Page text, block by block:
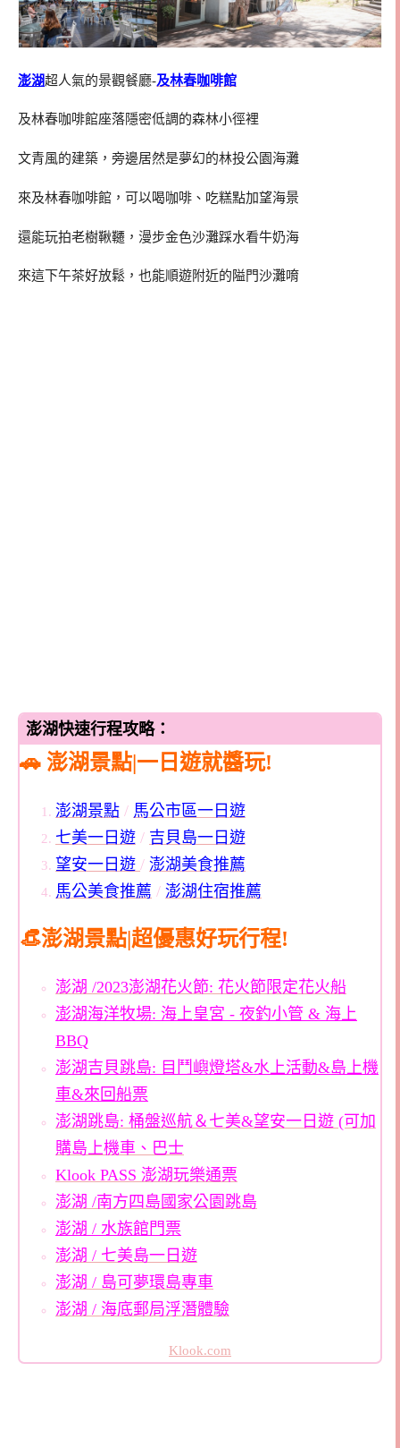
澎湖超人氣的景觀餐廳-及林春咖啡館
及林春咖啡館座落隱密低調的森林小徑裡
文青風的建築，旁邊居然是夢幻的林投公園海灘
來及林春咖啡館，可以喝咖啡、吃糕點加望海景
還能玩拍老樹鞦韆，漫步金色沙灘踩水看牛奶海
來這下午茶好放鬆，也能順遊附近的隘門沙灘唷
澎湖快速行程攻略：
🚗 澎湖景點|一日遊就醬玩!
澎湖景點 / 馬公市區一日遊
七美一日遊 / 吉貝島一日遊
望安一日遊 / 澎湖美食推薦
馬公美食推薦 / 澎湖住宿推薦
👒澎湖景點|超優惠好玩行程!
澎湖 /2023澎湖花火節: 花火節限定花火船
澎湖海洋牧場: 海上皇宮 - 夜釣小管 & 海上
BBQ
澎湖吉貝跳島: 目鬥嶼燈塔&水上活動&島上機
車&來回船票
澎湖跳島: 桶盤巡航＆七美&望安一日遊 (可加
購島上機車、巴士
Klook PASS 澎湖玩樂通票
澎湖 /南方四島國家公園跳島
澎湖 / 水族館門票
澎湖 / 七美島一日遊
澎湖 / 島可夢環島專車
澎湖 / 海底郵局浮潛體驗
Klook.com